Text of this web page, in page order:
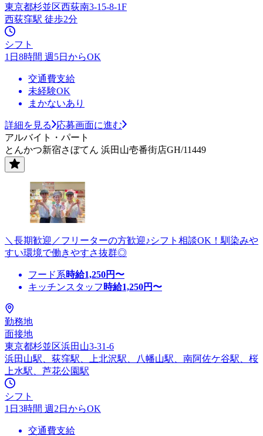
東京都杉並区西荻南3-15-8-1F
西荻窪駅 徒歩2分
シフト
1日8時間 週5日からOK
交通費支給
未経験OK
まかないあり
詳細を見る
応募画面に進む
アルバイト・パート
とんかつ新宿さぼてん 浜田山壱番街店GH/11449
＼長期歓迎／フリーターの方歓迎♪シフト相談OK！馴染みや
すい環境で働きやすさ抜群◎
フード系時給1,250円〜
キッチンスタッフ 時給1,250円〜
勤務地
面接地
東京都杉並区浜田山3-31-6
浜田山駅、荻窪駅、上北沢駅、八幡山駅、南阿佐ケ谷駅、桜
上水駅、芦花公園駅
シフト
1日3時間 週2日からOK
交通費支給